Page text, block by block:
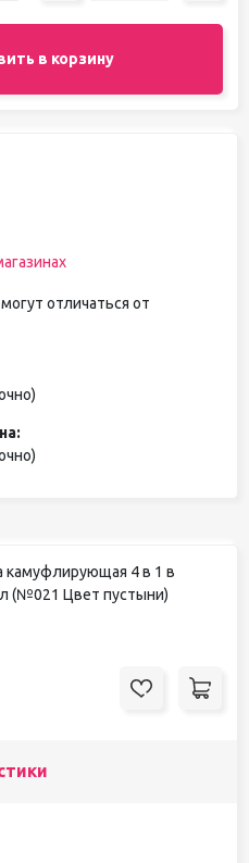
в корзину
отличаться от
камуфлирующая 4 в 1 в
(№021 Цвет пустыни)